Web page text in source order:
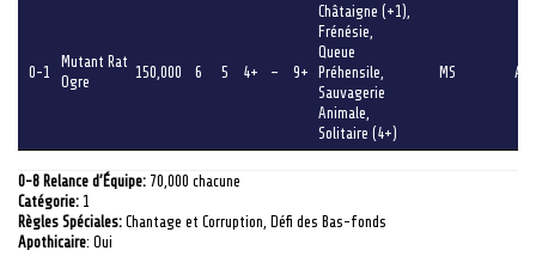
0-1
Mutant Rat
Ogre
150,000 6 5 4+ – 9+
Châtaigne (+1),
Frénésie,
Queue
Préhensile,
Sauvagerie
Animale,
Solitaire (4+)
MS AG
0-8 Relance d’Équipe: 70,000 chacune
Catégorie: 1
Règles Spéciales: Chantage et Corruption, Défi des Bas-fonds
Apothicaire: Oui